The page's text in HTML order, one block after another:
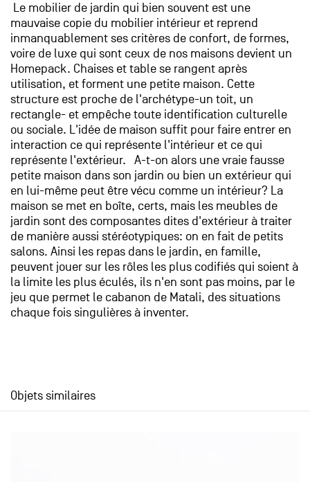
Le mobilier de jardin qui bien souvent est une
mauvaise copie du mobilier intérieur et reprend
inmanquablement ses critères de confort, de formes,
voire de luxe qui sont ceux de nos maisons devient un
Homepack. Chaises et table se rangent après
utilisation, et forment une petite maison. Cette
structure est proche de l'archétype-un toit, un
rectangle- et empêche toute identification culturelle
ou sociale. L'idée de maison suffit pour faire entrer en
interaction ce qui représente l'intérieur et ce qui
représente l'extérieur. A-t-on alors une vraie fausse
petite maison dans son jardin ou bien un extérieur qui
en lui-même peut être vécu comme un intérieur? La
maison se met en boîte, certs, mais les meubles de
jardin sont des composantes dites d'extérieur à traiter
de manière aussi stéréotypiques: on en fait de petits
salons. Ainsi les repas dans le jardin, en famille,
peuvent jouer sur les rôles les plus codifiés qui soient à
la limite les plus éculés, ils n'en sont pas moins, par le
jeu que permet le cabanon de Matali, des situations
chaque fois singulières à inventer.
Objets similaires